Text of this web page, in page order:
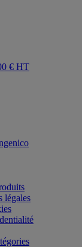
€ HT
légales